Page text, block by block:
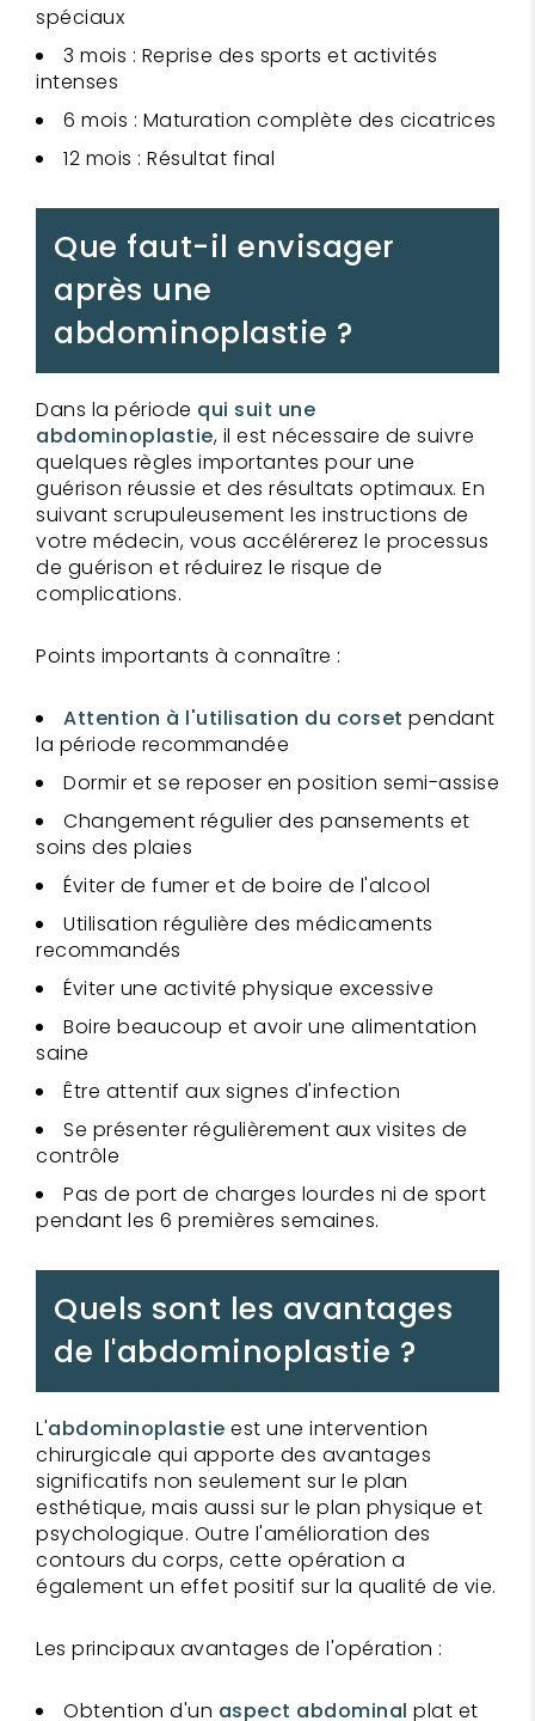
spéciaux
3 mois : Reprise des sports et activités
intenses
6 mois : Maturation complète des cicatrices
12 mois : Résultat final
Que faut-il envisager
après une
abdominoplastie ?
Dans la période qui suit une
abdominoplastie, il est nécessaire de suivre
quelques règles importantes pour une
guérison réussie et des résultats optimaux. En
suivant scrupuleusement les instructions de
votre médecin, vous accélérerez le processus
de guérison et réduirez le risque de
complications.
Points importants à connaître :
Attention à l'utilisation du corset pendant
la période recommandée
Dormir et se reposer en position semi-assise
Changement régulier des pansements et
soins des plaies
Éviter de fumer et de boire de l'alcool
Utilisation régulière des médicaments
recommandés
Éviter une activité physique excessive
Boire beaucoup et avoir une alimentation
saine
Être attentif aux signes d'infection
Se présenter régulièrement aux visites de
contrôle
Pas de port de charges lourdes ni de sport
pendant les 6 premières semaines.
Quels sont les avantages
de l'abdominoplastie ?
L'abdominoplastie est une intervention
chirurgicale qui apporte des avantages
significatifs non seulement sur le plan
esthétique, mais aussi sur le plan physique et
psychologique. Outre l'amélioration des
contours du corps, cette opération a
également un effet positif sur la qualité de vie.
Les principaux avantages de l'opération :
Obtention d'un aspect abdominal plat et